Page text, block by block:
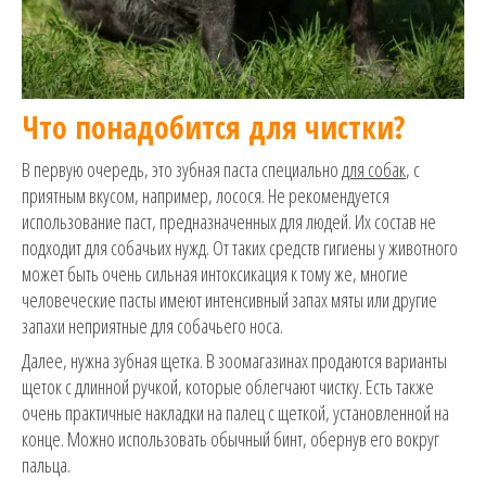
Что понадобится для чистки?
В первую очередь, это зубная паста специально для собак, с
приятным вкусом, например, лосося. Не рекомендуется
использование паст, предназначенных для людей. Их состав не
подходит для собачьих нужд. От таких средств гигиены у животного
может быть очень сильная интоксикация к тому же, многие
человеческие пасты имеют интенсивный запах мяты или другие
запахи неприятные для собачьего носа.
Далее, нужна зубная щетка. В зоомагазинах продаются варианты
щеток с длинной ручкой, которые облегчают чистку. Есть также
очень практичные накладки на палец с щеткой, установленной на
конце. Можно использовать обычный бинт, обернув его вокруг
пальца.